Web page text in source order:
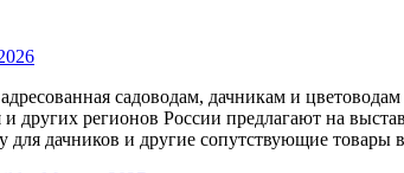
садоводам, дачникам и
и других регионов России предлагают на
для дачников и другие сопутствующие